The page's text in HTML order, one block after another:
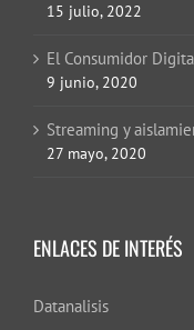
15 julio, 2022
El Consumidor
9 junio, 2020
Streaming y
27 mayo, 2020
ENLACES DE INTERÉS
Datanalisis